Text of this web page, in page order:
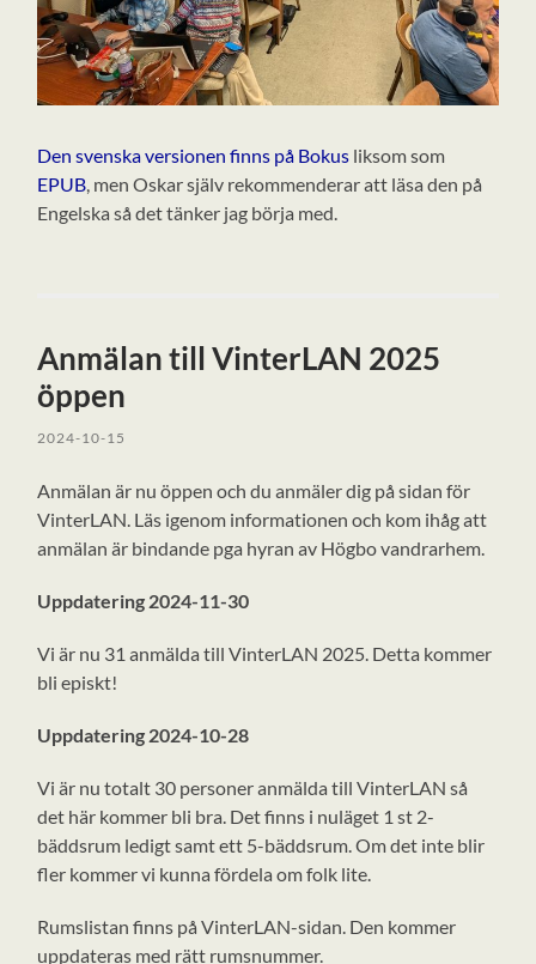
Den svenska versionen finns på Bokus liksom som
EPUB , men Oskar själv rekommenderar att läsa den på
Engelska så det tänker jag börja med.
Anmälan till VinterLAN 2025
öppen
2024-10-15
Anmälan är nu öppen och du anmäler dig på sidan för
VinterLAN. Läs igenom informationen och kom ihåg att
anmälan är bindande pga hyran av Högbo vandrarhem.
Uppdatering 2024-11-30
Vi är nu 31 anmälda till VinterLAN 2025. Detta kommer
bli episkt!
Uppdatering 2024-10-28
Vi är nu totalt 30 personer anmälda till VinterLAN så
det här kommer bli bra. Det finns i nuläget 1 st 2-
bäddsrum ledigt samt ett 5-bäddsrum. Om det inte blir
fler kommer vi kunna fördela om folk lite.
Rumslistan finns på VinterLAN-sidan. Den kommer
uppdateras med rätt rumsnummer.